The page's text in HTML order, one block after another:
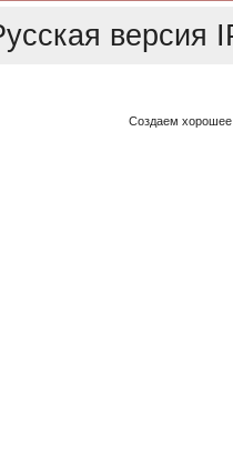
версия
Создаем